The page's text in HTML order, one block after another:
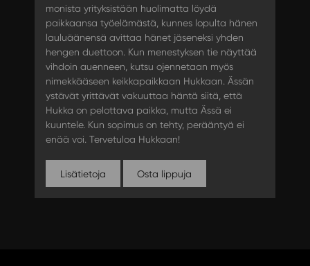
monista yrityksistään huolimatta löydä
paikkaansa työelämästä, kunnes lopulta hänen
lauluäänensä avittaa hänet jäseneksi yhden
hengen duettoon. Kun menestyksen tie näyttää
vihdoin auenneen, kutsu ojennetaan myös
nimekkääseen keikkapaikkaan Hukkaan. Ässän
ystävät yrittävät vakuuttaa häntä siitä, että
Hukka on pelottava paikka, mutta Ässä ei
kuuntele. Kun sopimus on tehty, perääntyä ei
enää voi. Tervetuloa Hukkaan!
Lisätietoja Osta lippuja